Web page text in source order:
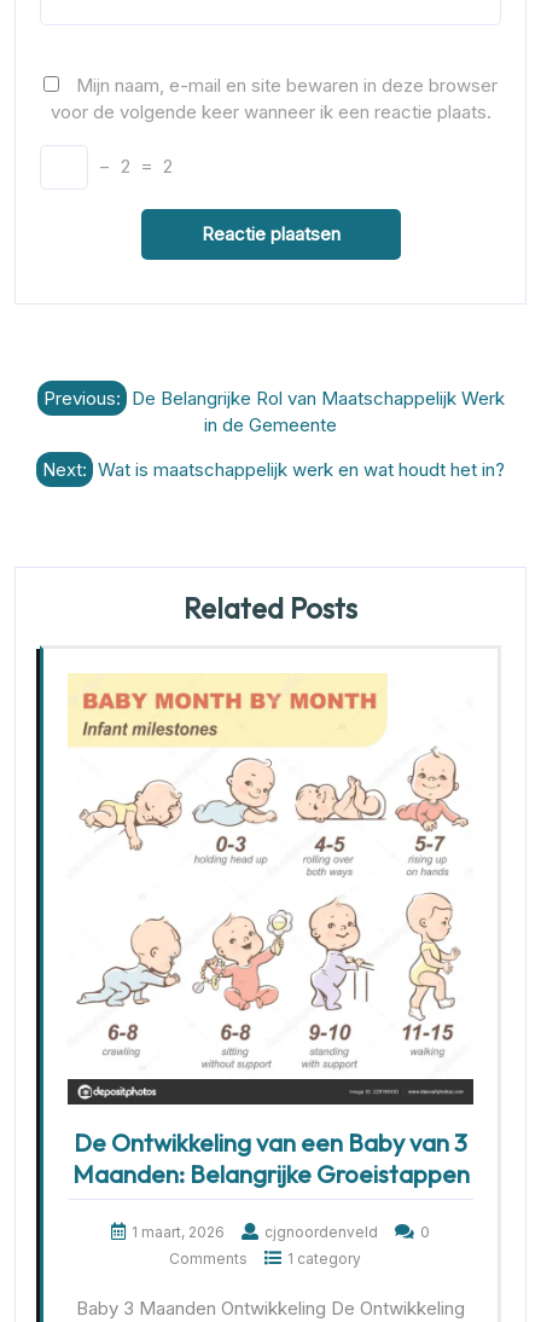
Mijn naam, e-mail en site bewaren in deze browser
voor de volgende keer wanneer ik een reactie plaats.
− 2 = 2
Berichtnavigatie
Previous: De Belangrijke Rol van Maatschappelijk Werk
in de Gemeente
Next: Wat is maatschappelijk werk en wat houdt het in?
Related Posts
De Ontwikkeling van een Baby van 3
Maanden: Belangrijke Groeistappen
1 maart, 2026 cjgnoordenveld
0
Comments
1 category
Baby 3 Maanden Ontwikkeling De Ontwikkeling